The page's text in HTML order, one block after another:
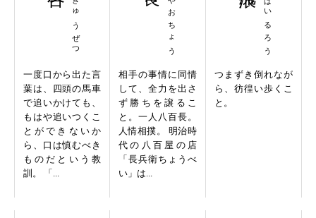
一度口から出た言
葉は、四頭の馬車
で追いかけても、
もはや追いつくこ
とができないか
ら、口は慎むべき
ものだという教
訓。 「...
相手の事情に同情
して、全力を出さ
ず勝ちを譲るこ
と。一人八百長。
人情相撲。 明治時
代の八百屋の店
「長兵衛ちょうべ
い」は...
つまずき倒れなが
ら、彷徨い歩くこ
と。